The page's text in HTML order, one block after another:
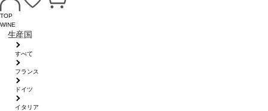
TOP
WINE
生産国
すべて
フランス
ドイツ
イタリア